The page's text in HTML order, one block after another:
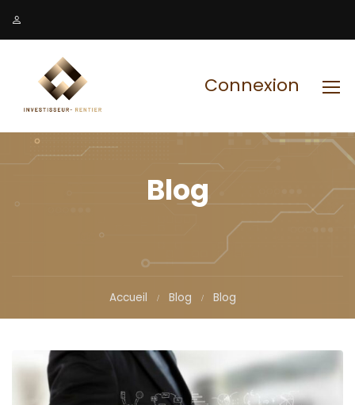
Connexion
Blog
Accueil Blog Blog